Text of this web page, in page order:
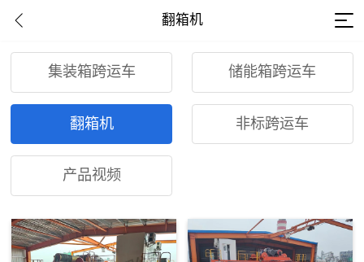
翻箱机
集装箱跨运车 储能箱跨运车
翻箱机 非标跨运车
产品视频